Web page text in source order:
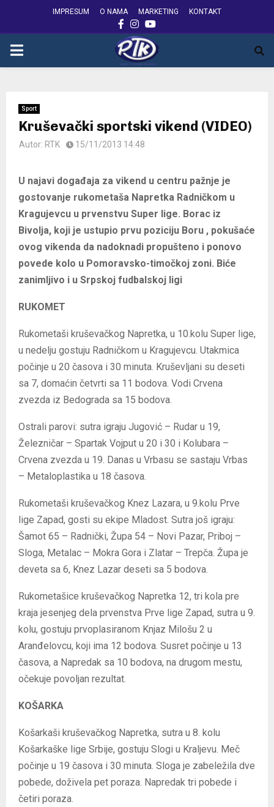
IMPRESUM O NAMA MARKETING KONTAKT
FACEBOOK
INSTAGRAM
YOUTUBE
PRIMARY
Sport
Kruševački sportski vikend (VIDEO)
Autor: RTK 15/11/2013 14:48
U najavi događaja za vikend u centru pažnje je
gostovanje rukometaša Napretka Radničkom u
Kragujevcu u prvenstvu Super lige. Borac iz
Bivolja, koji je ustupio prvu poziciju Boru , pokušaće
ovog vikenda da nadoknadi propušteno i ponovo
povede kolo u Pomoravsko-timočkoj zoni. Biće
zanimljivo i u Srpskoj fudbalskoj ligi
RUKOMET
Rukometaši kruševačkog Napretka, u 10.kolu Super lige,
u nedelju gostuju Radničkom u Kragujevcu. Utakmica
počinje u 20 časova i 30 minuta. Kruševljani su deseti
sa 7, domaćin četvrti sa 11 bodova. Vodi Crvena
zvezda iz Bedograda sa 15 bodova.
Ostrali parovi: sutra igraju Jugović – Rudar u 19,
Železničar – Spartak Vojput u 20 i 30 i Kolubara –
Crvena zvezda u 19. Danas u Vrbasu se sastaju Vrbas
– Metaloplastika u 18 časova.
Rukometaši kruševačkog Knez Lazara, u 9.kolu Prve
lige Zapad, gosti su ekipe Mladost. Sutra još igraju:
Šamot 65 – Radnički, Župa 54 – Novi Pazar, Priboj –
Sloga, Metalac – Mokra Gora i Zlatar – Trepča. Župa je
deveta sa 6, Knez Lazar deseti sa 5 bodova.
Rukometašice kruševačkog Napretka 12, tri kola pre
kraja jesenjeg dela prvenstva Prve lige Zapad, sutra u 9.
kolu, gostuju prvoplasiranom Knjaz Milošu 2 u
Aranđelovcu, koji ima 12 bodova. Susret počinje u 13
časova, a Napredak sa 10 bodova, na drugom mestu,
očekuje povoljan rezultat.
KOŠARKA
Košarkaši kruševačkog Napretka, sutra u 8. kolu
Košarkaške lige Srbije, gostuju Slogi u Kraljevu. Meč
počinje u 19 časova i 30 minuta. Sloga je zabeležila dve
pobede, doživela pet poraza. Napredak tri pobede i
četiri poraza.